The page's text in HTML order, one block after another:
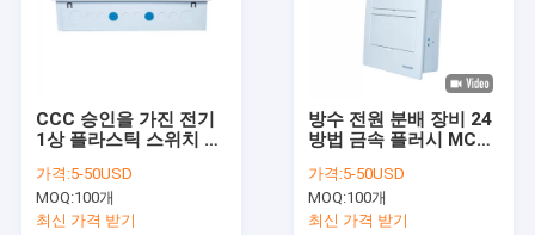
CCC 승인을 가진 전기
1상 플라스틱 스위치 상
가격:5-50USD
MOQ:100개
최신 가격 받기
방수 전원 분배 장비 24
방법 금속 플러시 MCB
가격:5-50USD
MOQ:100개
최신 가격 받기